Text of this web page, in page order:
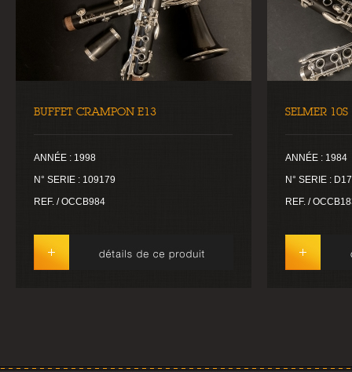
BUFFET CRAMPON E13
ANNÉE : 1998
N° SERIE : 109179
REF. / OCCB984
SELMER 10S
ANNÉE : 1984
N° SERIE :
REF. /